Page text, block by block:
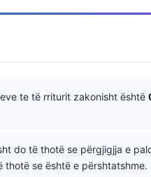
te të rriturit zakonisht është
do të thotë se përgjigjja e
thotë se është e përshtatshme.